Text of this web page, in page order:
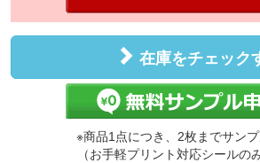
在庫をチェック
※商品1点につき、2枚までサン
（お手軽プリント対応シールの